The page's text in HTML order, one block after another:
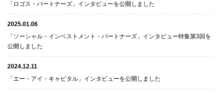
「ロゴス・パートナーズ」インタビューを公開しました
2025.01.06
「ソーシャル・インベストメント・パートナーズ」インタビュー特集第3回を
公開しました
2024.12.11
「エー・アイ・キャピタル」インタビューを公開しました